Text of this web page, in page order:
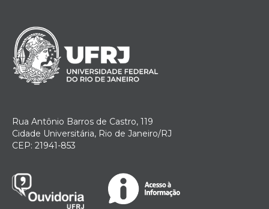
Rua Antônio Barros de Castro, 119
Cidade Universitária, Rio de Janeiro/RJ
CEP: 21941-853